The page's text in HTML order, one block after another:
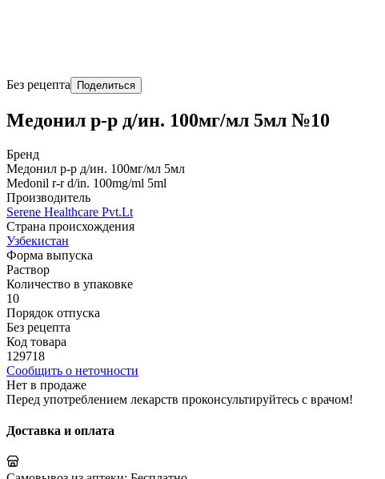
Без рецепта Поделиться
Медонил р-р д/ин. 100мг/мл 5мл №10
Бренд
Медонил р-р д/ин. 100мг/мл 5мл
Medonil r-r d/in. 100mg/ml 5ml
Производитель
Serene Healthcare Pvt.Lt
Страна происхождения
Узбекистан
Форма выпуска
Раствор
Количество в упаковке
10
Порядок отпуска
Без рецепта
Код товара
129718
Сообщить о неточности
Нет в продаже
Перед употреблением лекарств проконсультируйтесь с врачом!
Доставка и оплата